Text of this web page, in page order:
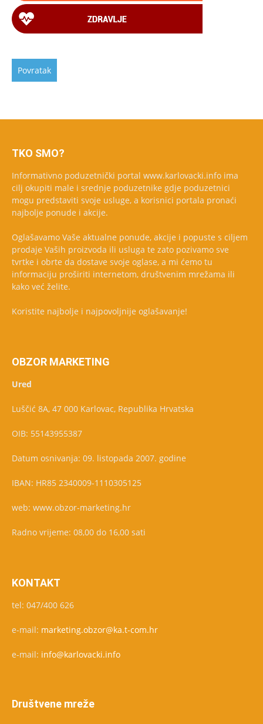
TKO SMO?
Informativno poduzetnički portal www.karlovacki.info ima
cilj okupiti male i srednje poduzetnike gdje poduzetnici
mogu predstaviti svoje usluge, a korisnici portala pronaći
najbolje ponude i akcije.
Oglašavamo Vaše aktualne ponude, akcije i popuste s ciljem
prodaje Vaših proizvoda ili usluga te zato pozivamo sve
tvrtke i obrte da dostave svoje oglase, a mi ćemo tu
informaciju proširiti internetom, društvenim mrežama ili
kako već želite.
Koristite najbolje i najpovoljnije oglašavanje!
OBZOR MARKETING
Ured
Luščić 8A, 47 000 Karlovac, Republika Hrvatska
OIB: 55143955387
Datum osnivanja: 09. listopada 2007. godine
IBAN: HR85 2340009-1110305125
web: www.obzor-marketing.hr
Radno vrijeme: 08,00 do 16,00 sati
KONTAKT
tel: 047/400 626
e-mail: marketing.obzor@ka.t-com.hr
e-mail: info@karlovacki.info
Društvene mreže